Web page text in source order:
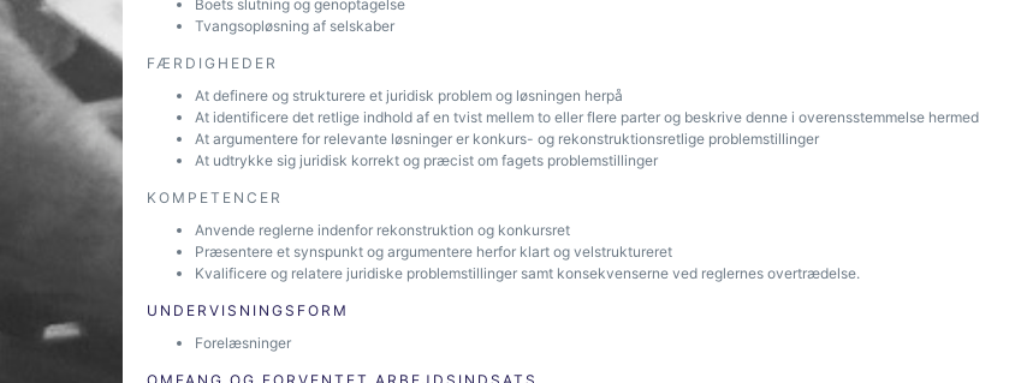
Boets slutning og genoptagelse
Tvangsopløsning af selskaber
FÆRDIGHEDER
At definere og strukturere et juridisk problem og løsningen herpå
At identificere det retlige indhold af en tvist mellem to eller flere parter og beskrive denne i overensstemmelse hermed
At argumentere for relevante løsninger er konkurs- og rekonstruktionsretlige problemstillinger
At udtrykke sig juridisk korrekt og præcist om fagets problemstillinger
KOMPETENCER
Anvende reglerne indenfor rekonstruktion og konkursret
Præsentere et synspunkt og argumentere herfor klart og velstruktureret
Kvalificere og relatere juridiske problemstillinger samt konsekvenserne ved reglernes overtrædelse.
UNDERVISNINGSFORM
Forelæsninger